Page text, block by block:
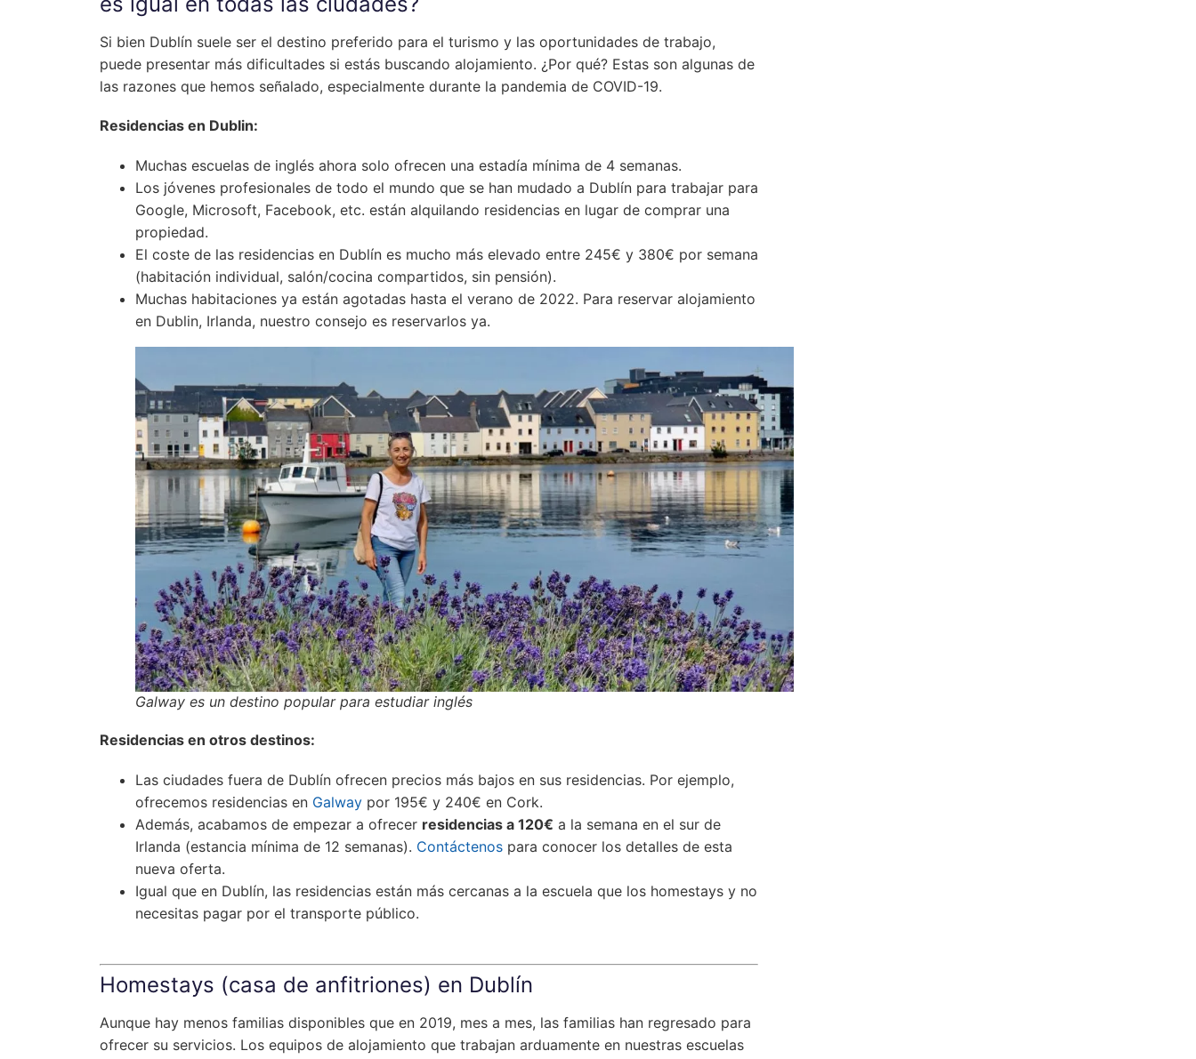
Si bien Dublín suele ser el destino preferido para el turismo y las oportunidades de trabajo,
puede presentar más dificultades si estás buscando alojamiento. ¿Por qué? Estas son algunas de
las razones que hemos señalado, especialmente durante la pandemia de COVID-19.
Residencias en Dublin:
Muchas escuelas de inglés ahora solo ofrecen una estadía mínima de 4 semanas.
Los jóvenes profesionales de todo el mundo que se han mudado a Dublín para trabajar para
Google, Microsoft, Facebook, etc. están alquilando residencias en lugar de comprar una
propiedad.
El coste de las residencias en Dublín es mucho más elevado entre 245€ y 380€ por semana
(habitación individual, salón/cocina compartidos, sin pensión).
Muchas habitaciones ya están agotadas hasta el verano de 2022. Para reservar alojamiento
en Dublin, Irlanda, nuestro consejo es reservarlos ya.
Galway es un destino popular para estudiar inglés
Residencias en otros destinos:
Las ciudades fuera de Dublín ofrecen precios más bajos en sus residencias. Por ejemplo,
ofrecemos residencias en Galway por 195€ y 240€ en Cork.
Además, acabamos de empezar a ofrecer residencias a 120€ a la semana en el sur de
Irlanda (estancia mínima de 12 semanas). Contáctenos para conocer los detalles de esta
nueva oferta.
Igual que en Dublín, las residencias están más cercanas a la escuela que los homestays y no
necesitas pagar por el transporte público.
Homestays (casa de anfitriones) en Dublín
Aunque hay menos familias disponibles que en 2019, mes a mes, las familias han regresado para
ofrecer su servicios. Los equipos de alojamiento que trabajan arduamente en nuestras escuelas